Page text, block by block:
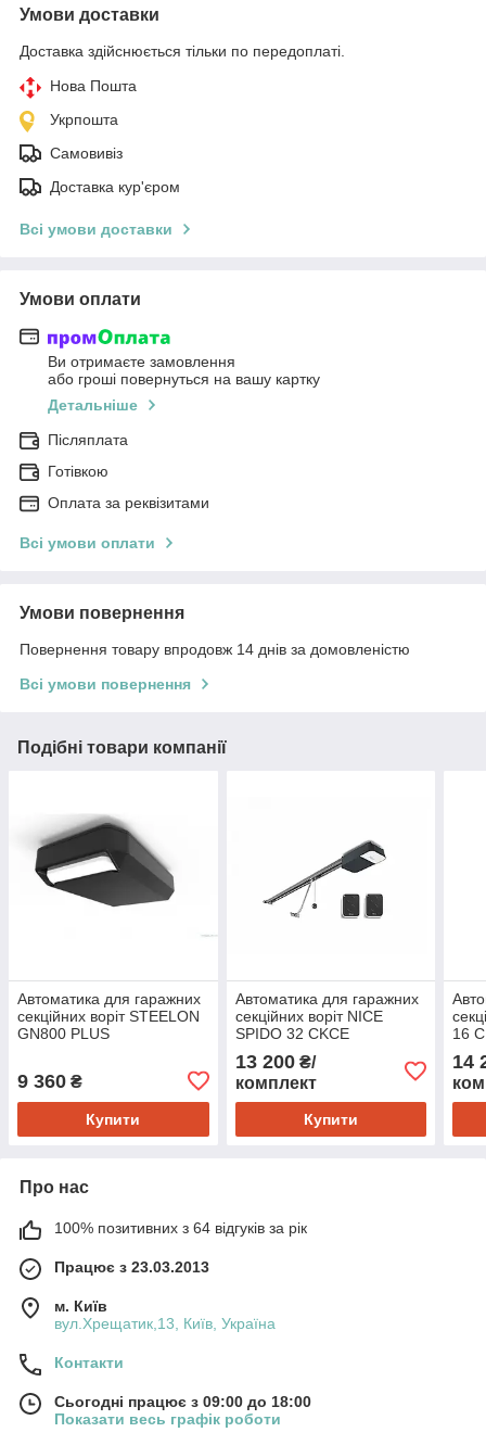
Умови доставки
Доставка здійснюється тільки по передоплаті.
Нова Пошта
Укрпошта
Самовивіз
Доставка кур'єром
Всі умови доставки
Умови оплати
Ви отримаєте замовлення
або гроші повернуться на вашу картку
Детальніше
Післяплата
Готівкою
Оплата за реквізитами
Всі умови оплати
Умови повернення
Повернення товару впродовж 14 днів за домовленістю
Всі умови повернення
Подібні товари компанії
Автоматика для гаражних
секційних воріт STEELON
GN800 PLUS
9 360 ₴
Купити
Автоматика для гаражних
секційних воріт NICE
SPIDO 32 CKCE
13 200₴/
комплект
Купити
16
14
Про нас
100% позитивних з 64 відгуків за рік
Працює з 23.03.2013
м. Київ
вул.Хрещатик,13, Київ, Україна
Контакти
Сьогодні працює з 09:00 до 18:00
Показати весь графік роботи